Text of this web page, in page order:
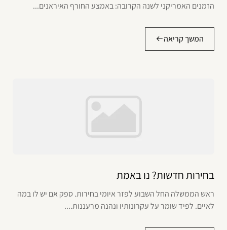
הזמנים האמריקני לשנה הקרובה: באמצע החורף האיראנים...
המשך קריאה
בחירות חדשות? נו באמת
ראש הממשלה החל השבוע לפזר איומי בחירות. ספק אם יש לו במה
לאיים. לפיד שומר על עקרונותיו ונהנה מרעננות....